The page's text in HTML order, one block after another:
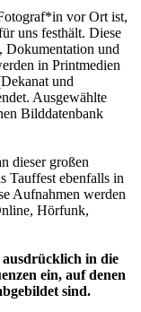
vor Ort ist,
uns festhält. Diese
Dokumentation und
in Printmedien
und
Ausgewählte
Bilddatenbank
dieser großen
Tauffest ebenfalls in
Aufnahmen werden
Hörfunk,
ausdrücklich in die
ein, auf denen
sind.